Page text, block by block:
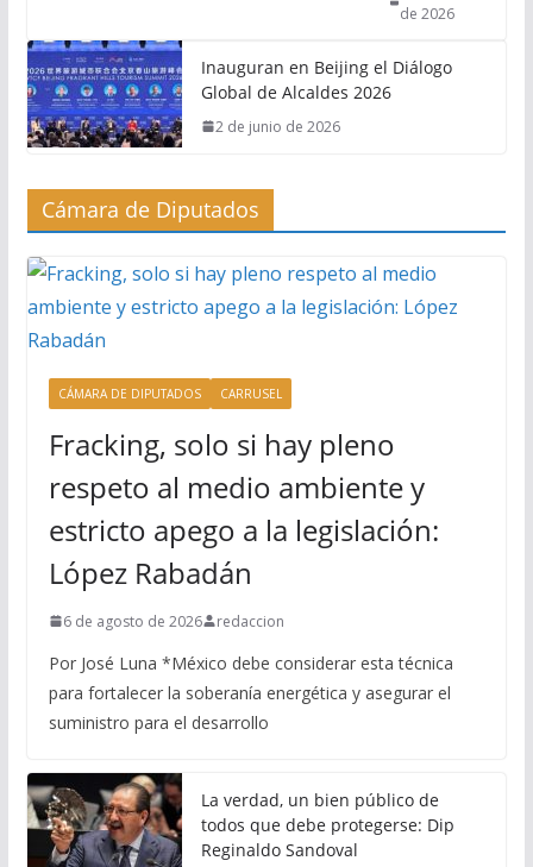
de 2026
Inauguran en Beijing el Diálogo
Global de Alcaldes 2026
2 de junio de 2026
Cámara de Diputados
CÁMARA DE DIPUTADOS CARRUSEL
Fracking, solo si hay pleno
respeto al medio ambiente y
estricto apego a la legislación:
López Rabadán
6 de agosto de 2026 redaccion
Por José Luna *México debe considerar esta técnica
para fortalecer la soberanía energética y asegurar el
suministro para el desarrollo
La verdad, un bien público de
todos que debe protegerse: Dip
Reginaldo Sandoval